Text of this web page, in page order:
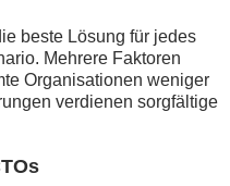
beste Lösung für jedes
Mehrere Faktoren
Organisationen weniger
verdienen sorgfältige